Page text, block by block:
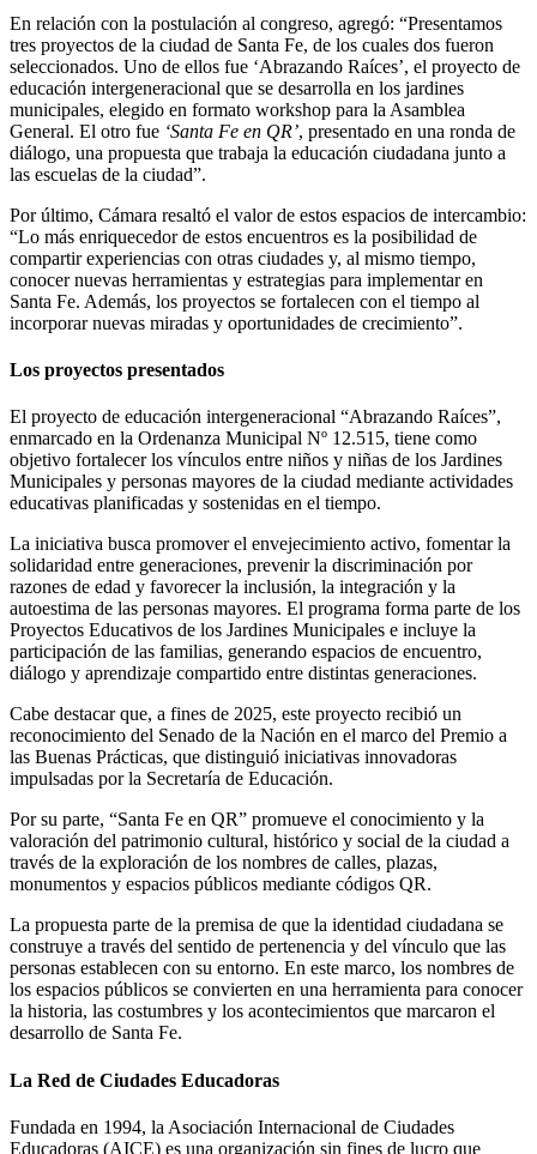
En relación con la postulación al congreso, agregó: “Presentamos
tres proyectos de la ciudad de Santa Fe, de los cuales dos fueron
seleccionados. Uno de ellos fue ‘Abrazando Raíces’, el proyecto de
educación intergeneracional que se desarrolla en los jardines
municipales, elegido en formato workshop para la Asamblea
General. El otro fue ‘Santa Fe en QR’, presentado en una ronda de
diálogo, una propuesta que trabaja la educación ciudadana junto a
las escuelas de la ciudad”.
Por último, Cámara resaltó el valor de estos espacios de intercambio:
“Lo más enriquecedor de estos encuentros es la posibilidad de
compartir experiencias con otras ciudades y, al mismo tiempo,
conocer nuevas herramientas y estrategias para implementar en
Santa Fe. Además, los proyectos se fortalecen con el tiempo al
incorporar nuevas miradas y oportunidades de crecimiento”.
Los proyectos presentados
El proyecto de educación intergeneracional “Abrazando Raíces”,
enmarcado en la Ordenanza Municipal Nº 12.515, tiene como
objetivo fortalecer los vínculos entre niños y niñas de los Jardines
Municipales y personas mayores de la ciudad mediante actividades
educativas planificadas y sostenidas en el tiempo.
La iniciativa busca promover el envejecimiento activo, fomentar la
solidaridad entre generaciones, prevenir la discriminación por
razones de edad y favorecer la inclusión, la integración y la
autoestima de las personas mayores. El programa forma parte de los
Proyectos Educativos de los Jardines Municipales e incluye la
participación de las familias, generando espacios de encuentro,
diálogo y aprendizaje compartido entre distintas generaciones.
Cabe destacar que, a fines de 2025, este proyecto recibió un
reconocimiento del Senado de la Nación en el marco del Premio a
las Buenas Prácticas, que distinguió iniciativas innovadoras
impulsadas por la Secretaría de Educación.
Por su parte, “Santa Fe en QR” promueve el conocimiento y la
valoración del patrimonio cultural, histórico y social de la ciudad a
través de la exploración de los nombres de calles, plazas,
monumentos y espacios públicos mediante códigos QR.
La propuesta parte de la premisa de que la identidad ciudadana se
construye a través del sentido de pertenencia y del vínculo que las
personas establecen con su entorno. En este marco, los nombres de
los espacios públicos se convierten en una herramienta para conocer
la historia, las costumbres y los acontecimientos que marcaron el
desarrollo de Santa Fe.
La Red de Ciudades Educadoras
Fundada en 1994, la Asociación Internacional de Ciudades
Educadoras (AICE) es una organización sin fines de lucro que